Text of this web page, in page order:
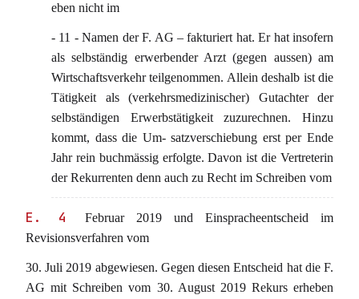
eben nicht im
- 11 - Namen der F. AG – fakturiert hat. Er hat insofern
als selbständig erwerbender Arzt (gegen aussen) am
Wirtschaftsverkehr teilgenommen. Allein deshalb ist die
Tätigkeit als (verkehrsmedizinischer) Gutachter der
selbständigen Erwerbstätigkeit zuzurechnen. Hinzu
kommt, dass die Um- satzverschiebung erst per Ende
Jahr rein buchmässig erfolgte. Davon ist die Vertreterin
der Rekurrenten denn auch zu Recht im Schreiben vom
E. 4
Februar 2019 und Einspracheentscheid im
Revisionsverfahren vom
30. Juli 2019 abgewiesen. Gegen diesen Entscheid hat die F.
AG mit Schreiben vom 30. August 2019 Rekurs erheben